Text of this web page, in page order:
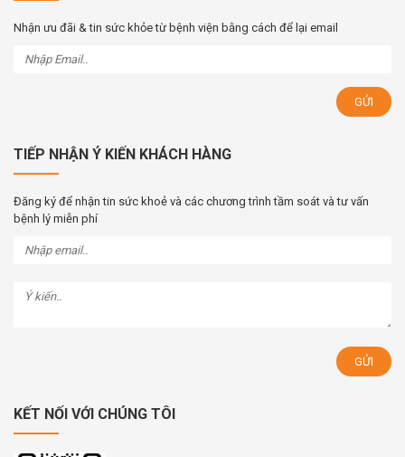
Nhận ưu đãi & tin sức khỏe từ bệnh viện bằng cách để lại email
TIẾP NHẬN Ý KIẾN KHÁCH HÀNG
Đăng ký để nhận tin sức khoẻ và các chương trình tầm soát và tư vấn
bệnh lý miễn phí
KẾT NỐI VỚI CHÚNG TÔI